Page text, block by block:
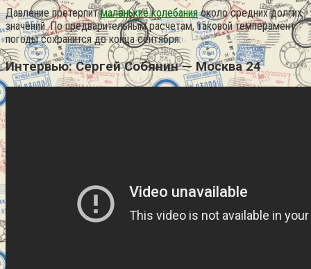
Давление претерпитмаленькие колебанияоколо средних долгих
значений. По предварительным расчетам, таковой темперамент
погоды сохранится до конца сентября.
Интервью: Сергей Собянин — Москва 24